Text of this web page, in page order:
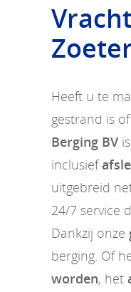
Heeft u te
gestrand is
Berging BV
inclusief
uitgebreid
24/7 service
Dankzij onze
berging. Of
worden, het